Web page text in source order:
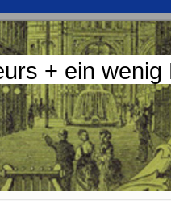
+ ein